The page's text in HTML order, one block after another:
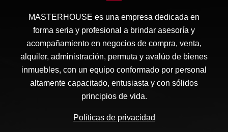
MASTERHOUSE es una empresa dedicada en
forma seria y profesional a brindar asesoría y
acompañamiento en negocios de compra, venta,
alquiler, administración, permuta y avalúo de bienes
inmuebles, con un equipo conformado por personal
altamente capacitado, entusiasta y con sólidos
principios de vida.
Políticas de privacidad